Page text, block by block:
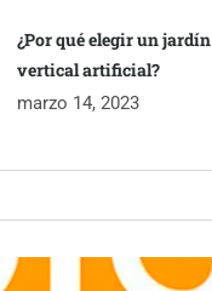
¿Por qué elegir un jardín
vertical artificial?
marzo 14, 2023